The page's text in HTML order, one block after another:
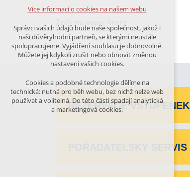
Zpět na výpis firem
REZERVACE VSTUPENEK
POŘADATELSKÝ SERVIS
analytická pro anonymizované
vyhodnocení návštěvnosti
marketingová cookies (Google)
Více informací o cookies na našem webu
ODMÍTNOUT VŠE
Více informací o cookies na našem webu
Správci vašich údajů bude naše společnost, jakož i
naši důvěryhodní partneři, se kterými neustále
spolupracujeme. Vyjádření souhlasu je dobrovolné.
Můžete jej kdykoli zrušit nebo obnovit změnou
nastavení vašich cookies.
Cookies a podobné technologie dělíme na
technická: nutná pro běh webu, bez nichž nelze web
používat a volitelná. Do této části spadají analytická
a marketingová cookies.